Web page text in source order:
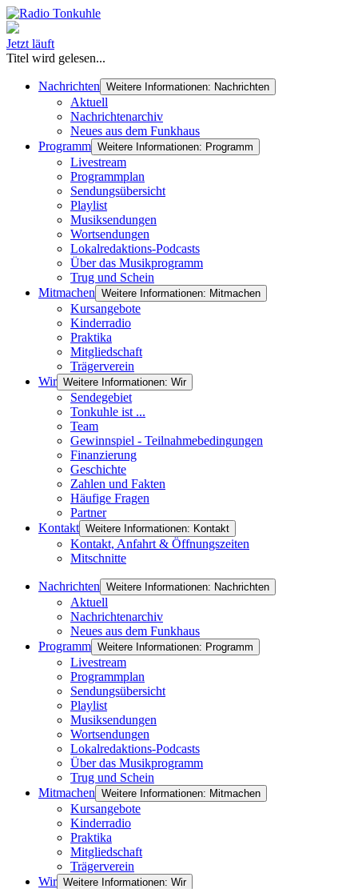
Jetzt läuft
Titel wird gelesen...
Nachrichten Weitere Informationen: Nachrichten
Aktuell
Nachrichtenarchiv
Neues aus dem Funkhaus
Programm Weitere Informationen: Programm
Livestream
Programmplan
Sendungsübersicht
Playlist
Musiksendungen
Wortsendungen
Lokalredaktions-Podcasts
Über das Musikprogramm
Trug und Schein
Mitmachen Weitere Informationen: Mitmachen
Kursangebote
Kinderradio
Praktika
Mitgliedschaft
Trägerverein
Wir Weitere Informationen: Wir
Sendegebiet
Tonkuhle ist ...
Team
Gewinnspiel - Teilnahmebedingungen
Finanzierung
Geschichte
Zahlen und Fakten
Häufige Fragen
Partner
Kontakt Weitere Informationen: Kontakt
Kontakt, Anfahrt & Öffnungszeiten
Mitschnitte
Nachrichten Weitere Informationen: Nachrichten
Aktuell
Nachrichtenarchiv
Neues aus dem Funkhaus
Programm Weitere Informationen: Programm
Livestream
Programmplan
Sendungsübersicht
Playlist
Musiksendungen
Wortsendungen
Lokalredaktions-Podcasts
Über das Musikprogramm
Trug und Schein
Mitmachen Weitere Informationen: Mitmachen
Kursangebote
Kinderradio
Praktika
Mitgliedschaft
Trägerverein
Wir Weitere Informationen: Wir